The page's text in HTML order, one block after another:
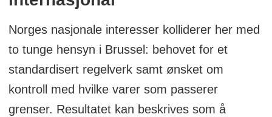
Norges nasjonale interesser kolliderer her med
to tunge hensyn i Brussel: behovet for et
standardisert regelverk samt ønsket om
kontroll med hvilke varer som passerer
grenser. Resultatet kan beskrives som å